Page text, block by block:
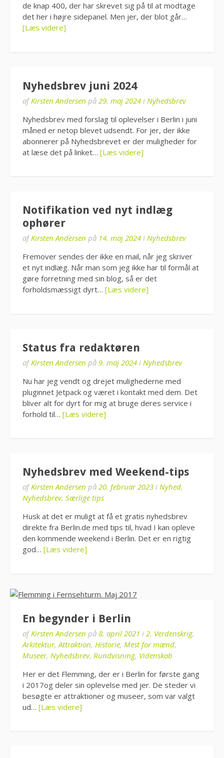
de knap 400, der har skrevet sig på til at modtage
det her i højre sidepanel. Men jer, der blot går…
[Læs videre]
Nyhedsbrev juni 2024
afKirsten Andersen på 29. maj 2024 i Nyhedsbrev
Nyhedsbrev med forslag til oplevelser i Berlin i juni
måned er netop blevet udsendt. For jer, der ikke
abonnerer på Nyhedsbrevet er der muligheder for
at læse det på linket… [Læs videre]
Notifikation ved nyt indlæg
ophører
afKirsten Andersen på 14. maj 2024 i Nyhedsbrev
Fremover sendes der ikke en mail, når jeg skriver
et nyt indlæg. Når man som jeg ikke har til formål at
gøre forretning med sin blog, så er det
forholdsmæssigt dyrt… [Læs videre]
Status fra redaktøren
afKirsten Andersen på 9. maj 2024 i Nyhedsbrev
Nu har jeg vendt og drejet mulighederne med
pluginnet Jetpack og været i kontakt med dem. Det
bliver alt for dyrt for mig at bruge deres service i
forhold til… [Læs videre]
Nyhedsbrev med Weekend-tips
afKirsten Andersen på 20. februar 2023 i Nyhed,
Nyhedsbrev, Særlige tips
Husk at det er muligt at få et gratis nyhedsbrev
direkte fra Berlin.de med tips til, hvad I kan opleve
den kommende weekend i Berlin. Det er en rigtig
god… [Læs videre]
En begynder i Berlin
afKirsten Andersen på 8. april 2021 i 2. Verdenskrig,
Arkitektur, Attraktion, Historie, Mest for mænd,
Museer, Nyhedsbrev, Rundvisning, Videnskab
Her er det Flemming, der er i Berlin for første gang
i 2017og deler sin oplevelse med jer. De steder vi
besøgte er attraktioner og museer, som var valgt
ud… [Læs videre]